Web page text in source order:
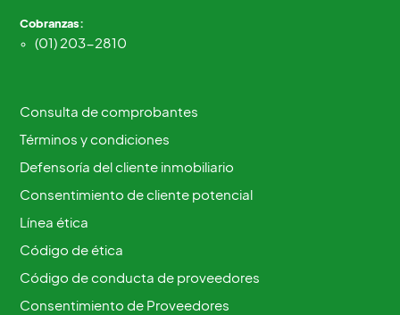
Cobranzas:
(01) 203-2810
Consulta de comprobantes
Términos y condiciones
Defensoría del cliente inmobiliario
Consentimiento de cliente potencial
Línea ética
Código de ética
Código de conducta de proveedores
Consentimiento de Proveedores